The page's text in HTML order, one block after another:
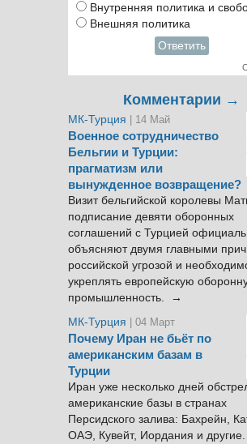
Внутренняя политика и
Внешняя политика
Ответить
Комментарии →
МК-Турция | 14 Май
Военное сотрудничество
Бельгии и Турции:
прагматизм или
вынужденное возвращение?
Визит бельгийской королевы
подписание девяти оборонных
соглашений с Турцией
объясняют двумя главными
российской угрозой и
укреплять европейскую
промышленность. →
МК-Турция
| 04 Март
Почему Иран не бьёт по
американским базам в
Турции
Иран уже несколько дней
американские базы в странах
Персидского залива: Бахрейн,
ОАЭ, Кувейт, Иордания и другие.